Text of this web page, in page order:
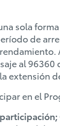
sola
de
al 96360
extensión
en el